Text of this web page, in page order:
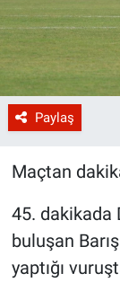
Paylaş
Maçtan
45. dakikada
buluşan
yaptığı